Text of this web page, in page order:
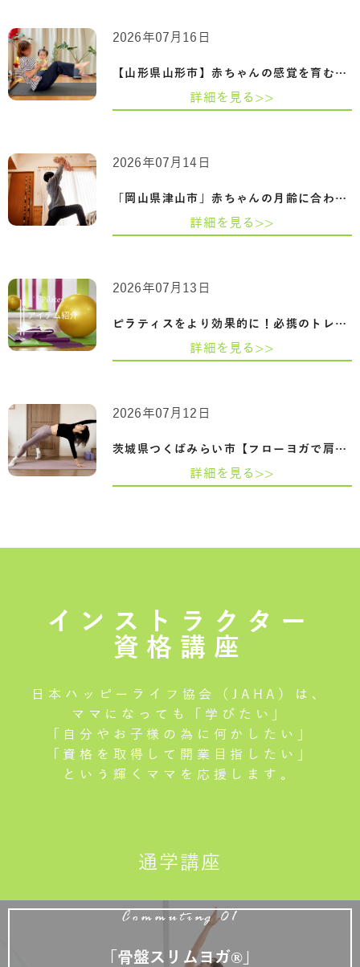
【山形県山形市】赤ちゃんの感覚を育むふ…
2026年07月16日
詳細を見る>>
「岡山県津山市」赤ちゃんの月齢に合わせ…
2026年07月14日
詳細を見る>>
ピラティスをより効果的に！必携のトレー…
2026年07月13日
詳細を見る>>
茨城県つくばみらい市【フローヨガで肩甲…
2026年07月12日
詳細を見る>>
インストラクター
資格講座
日本ハッピーライフ協会（JAHA）は、
ママになっても「学びたい」
「自分やお子様の為に何かしたい」
「資格を取得して開業目指したい」
という輝くママを応援します。
通学講座
Commuting 01
「骨盤スリムヨガ®」